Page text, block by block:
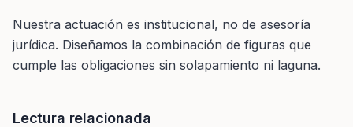
Nuestra actuación es institucional, no de asesoría
jurídica. Diseñamos la combinación de figuras que
cumple las obligaciones sin solapamiento ni laguna.
Lectura relacionada